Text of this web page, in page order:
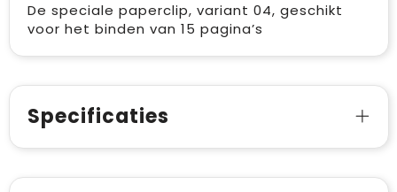
De speciale paperclip, variant 04, geschikt
voor het binden van 15 pagina’s
Specificaties